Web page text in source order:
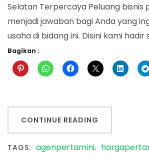
Selatan Terpercaya Peluang
menjadi jawaban bagi Anda yang
usaha di bidang ini. Disini kami hadir
Bagikan :
CONTINUE READING
TAGS: agenpertamini